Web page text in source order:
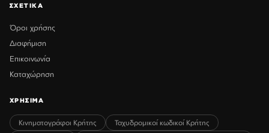
ΣΧΕΤΙΚΑ
Όροι χρήσης
Διαφήμιση
Επικοινωνία
Καταχώρηση
ΧΡΗΣΙΜΑ
Κινηματογράφοι Κρήτης
Ταχυδρομικοί κωδικοί Κρήτης